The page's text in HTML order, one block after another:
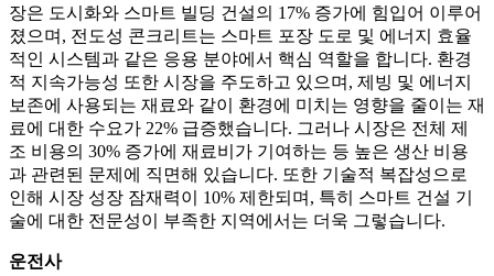
장은 도시화와 스마트 빌딩 건설의 17% 증가에 힘입어 이루어
졌으며, 전도성 콘크리트는 스마트 포장 도로 및 에너지 효율
적인 시스템과 같은 응용 분야에서 핵심 역할을 합니다. 환경
적 지속가능성 또한 시장을 주도하고 있으며, 제빙 및 에너지
보존에 사용되는 재료와 같이 환경에 미치는 영향을 줄이는 재
료에 대한 수요가 22% 급증했습니다. 그러나 시장은 전체 제
조 비용의 30% 증가에 재료비가 기여하는 등 높은 생산 비용
과 관련된 문제에 직면해 있습니다. 또한 기술적 복잡성으로
인해 시장 성장 잠재력이 10% 제한되며, 특히 스마트 건설 기
술에 대한 전문성이 부족한 지역에서는 더욱 그렇습니다.
운전사